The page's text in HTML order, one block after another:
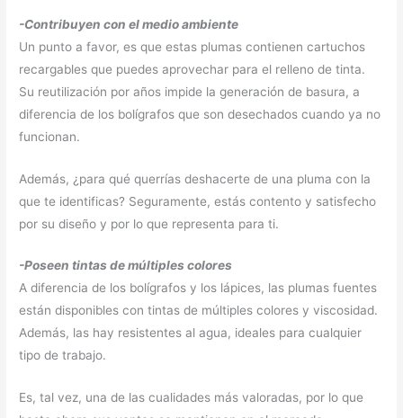
-Contribuyen con el medio ambiente
Un punto a favor, es que estas plumas contienen cartuchos
recargables que puedes aprovechar para el relleno de tinta.
Su reutilización por años impide la generación de basura, a
diferencia de los bolígrafos que son desechados cuando ya no
funcionan.
Además, ¿para qué querrías deshacerte de una pluma con la
que te identificas? Seguramente, estás contento y satisfecho
por su diseño y por lo que representa para ti.
-Poseen tintas de múltiples colores
A diferencia de los bolígrafos y los lápices, las plumas fuentes
están disponibles con tintas de múltiples colores y viscosidad.
Además, las hay resistentes al agua, ideales para cualquier
tipo de trabajo.
Es, tal vez, una de las cualidades más valoradas, por lo que